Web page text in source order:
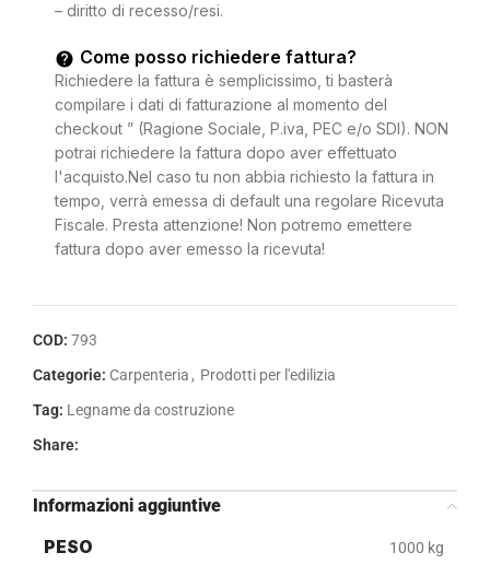
– diritto di recesso/resi.
Come posso richiedere fattura?
Richiedere la fattura è semplicissimo, ti basterà
compilare i dati di fatturazione al momento del
checkout ” (Ragione Sociale, P.iva, PEC e/o SDI). NON
potrai richiedere la fattura dopo aver effettuato
l'acquisto.Nel caso tu non abbia richiesto la fattura in
tempo, verrà emessa di default una regolare Ricevuta
Fiscale. Presta attenzione! Non potremo emettere
fattura dopo aver emesso la ricevuta!
COD: 793
Categorie: Carpenteria , Prodotti per l'edilizia
Tag: Legname da costruzione
Share:
Informazioni aggiuntive
PESO
1000 kg